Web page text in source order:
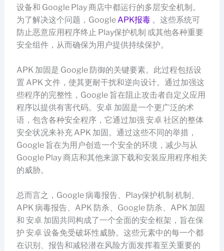
设备和 Google Play 商店中都运行的多层安全机制。
为了解决这个问题，GoogleAPK报毒。这些系统可
防止恶意应用程序终止 Play保护机制 或其他各种重要
安全组件，从而确保为用户提供持续保护。
APK 加固是 Google 防御的关键要素。此过程包括设
置 APK 文件，使其更耐干扰和逆向设计。通过加强这
些程序的完整性，Google 旨在阻止攻击者自定义应用
程序以提供有害代码。安卓 加固是一个更广泛的术
语，包含各种安全程序，它通过加强 安卓 社区的整体
安全状况来补充 APK 加固。通过这些不同的举措，
Google 旨在为用户创造一个安全的环境，减少与从
Google Play 商店和其他来源下载和安装应用程序相关
的威胁。
总而言之，Google 病毒报告、Play保护机制 机制、
APK 病毒报告、APK 防杀、Google 防杀、APK 加固
和 安卓 加固共同构成了一个全面的安全框架，旨在保
护 安卓 设备免受破坏性威胁。这些元素中的每一个都
在识别、报告和减轻潜在风险方面发挥着至关重要的